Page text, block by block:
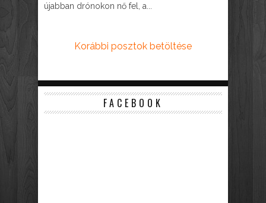
újabban drónokon nő fel, a...
Korábbi posztok betöltése
FACEBOOK